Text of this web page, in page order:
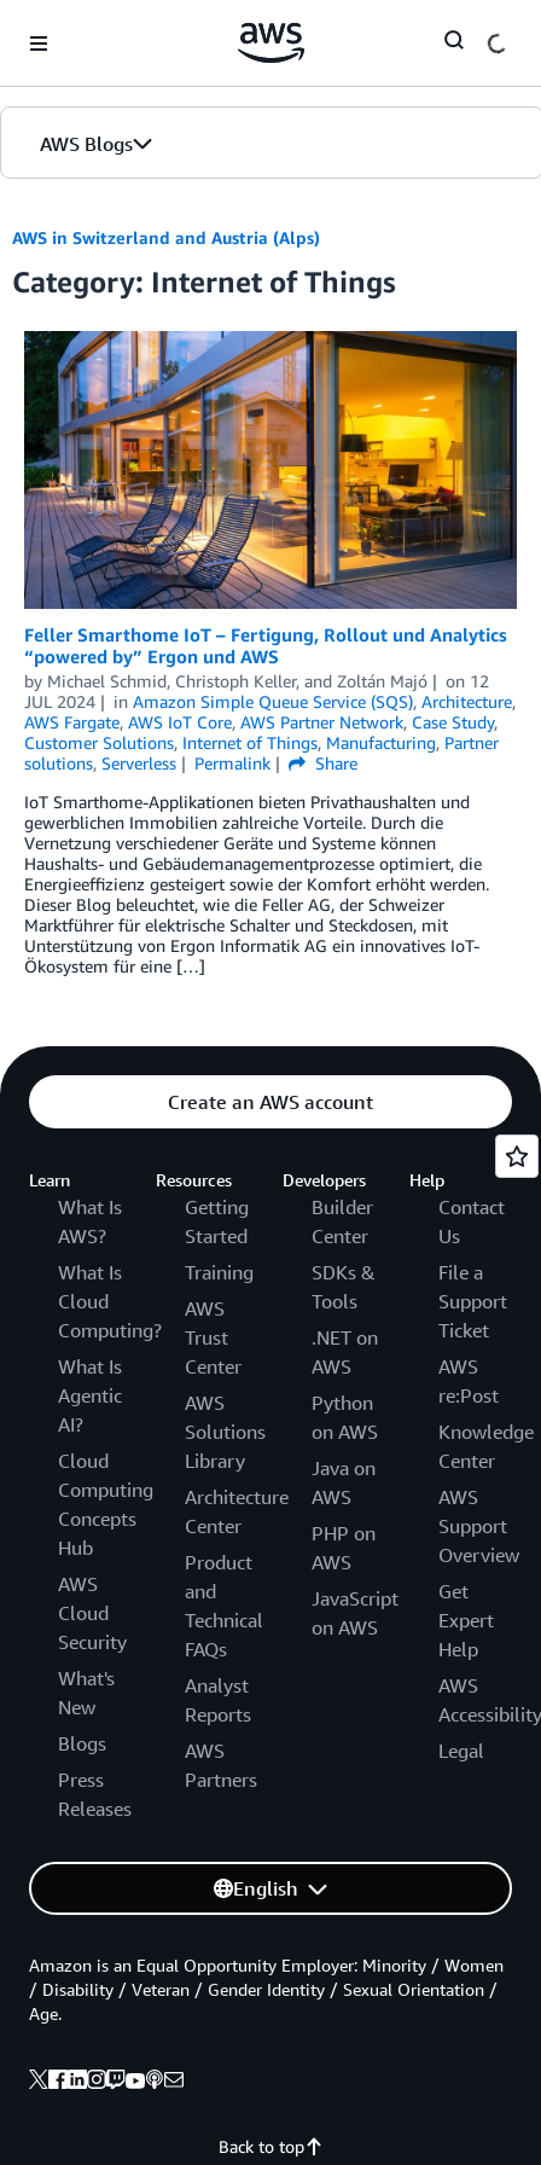
AWS Blogs
AWS in Switzerland and Austria (Alps)
Category: Internet of Things
Feller Smarthome IoT – Fertigung, Rollout und Analytics
“powered by” Ergon und AWS
by Michael Schmid, Christoph Keller, and Zoltán Majó on 12
JUL 2024
in Amazon Simple Queue Service (SQS), Architecture,
AWS Fargate, AWS IoT Core, AWS Partner Network, Case Study,
Customer Solutions, Internet of Things, Manufacturing, Partner
solutions, Serverless Permalink
Share
IoT Smarthome-Applikationen bieten Privathaushalten und
gewerblichen Immobilien zahlreiche Vorteile. Durch die
Vernetzung verschiedener Geräte und Systeme können
Haushalts- und Gebäudemanagementprozesse optimiert, die
Energieeffizienz gesteigert sowie der Komfort erhöht werden.
Dieser Blog beleuchtet, wie die Feller AG, der Schweizer
Marktführer für elektrische Schalter und Steckdosen, mit
Unterstützung von Ergon Informatik AG ein innovatives IoT-
Ökosystem für eine […]
Create an AWS account
Learn
What Is
AWS?
What Is
Cloud
Computing?
What Is
Agentic
AI?
Cloud
Computing
Concepts
Hub
AWS
Cloud
Security
What's
New
Blogs
Press
Releases
Resources
Getting
Started
Training
AWS
Trust
Center
AWS
Solutions
Library
Architecture
Center
Product
and
Technical
FAQs
Analyst
Reports
AWS
Partners
Developers
Builder
Center
SDKs &
Tools
.NET on
AWS
Python
on AWS
Java on
AWS
PHP on
AWS
JavaScript
on AWS
Help
Contact
Us
File a
Support
Ticket
AWS
re:Post
Knowledge
Center
AWS
Support
Overview
Get
Expert
Help
AWS
Accessibility
Legal
English
Back to top
Amazon is an Equal Opportunity Employer: Minority / Women
/ Disability / Veteran / Gender Identity / Sexual Orientation /
Age.